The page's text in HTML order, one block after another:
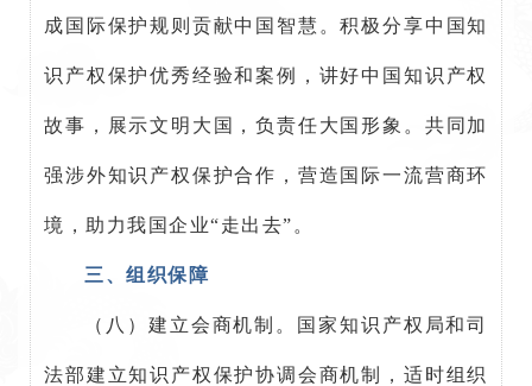
成国际保护规则贡献中国智慧。积极分享中国知
识产权保护优秀经验和案例，讲好中国知识产权
故事，展示文明大国，负责任大国形象。共同加
强涉外知识产权保护合作，营造国际一流营商环
境，助力我国企业“走出去”。
三、组织保障
（八）建立会商机制。国家知识产权局和司
法部建立知识产权保护协调会商机制，适时组织